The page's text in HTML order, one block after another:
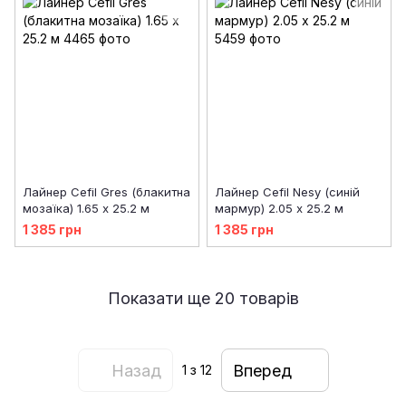
Лайнер Cefil Gres (блакитна
мозаїка) 1.65 х 25.2 м
1 385 грн
Лайнер Cefil Nesy (синій
мармур) 2.05 х 25.2 м
1 385 грн
Показати ще 20 товарів
Назад 1 з 12 Вперед